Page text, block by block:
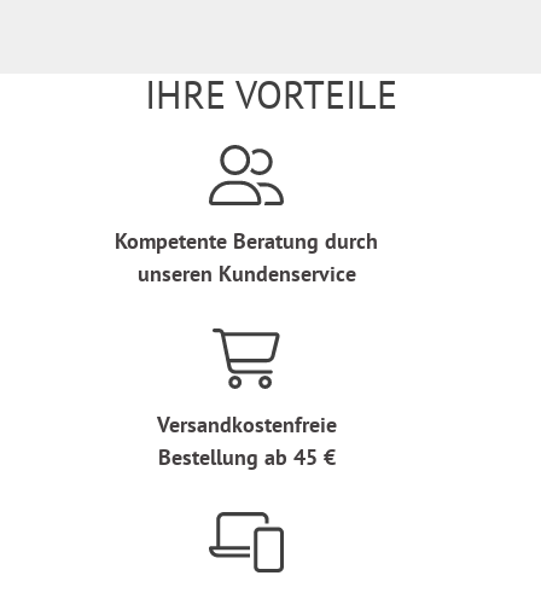
IHRE VORTEILE
Kompetente Beratung durch
unseren Kundenservice
Versandkostenfreie
Bestellung ab 45 €